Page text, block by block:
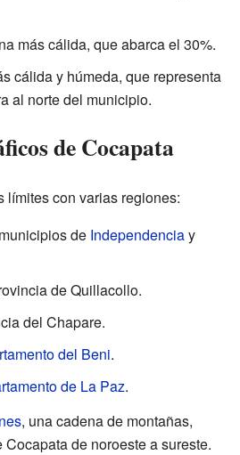
más cálida, que abarca el 30%.
cálida y húmeda, que representa
al norte del municipio.
de Cocapata
límites con varias regiones:
de Independenciay
de Quillacollo.
del Chapare.
del Beni.
de La Paz.
, una cadena de montañas,
de noroeste a sureste.